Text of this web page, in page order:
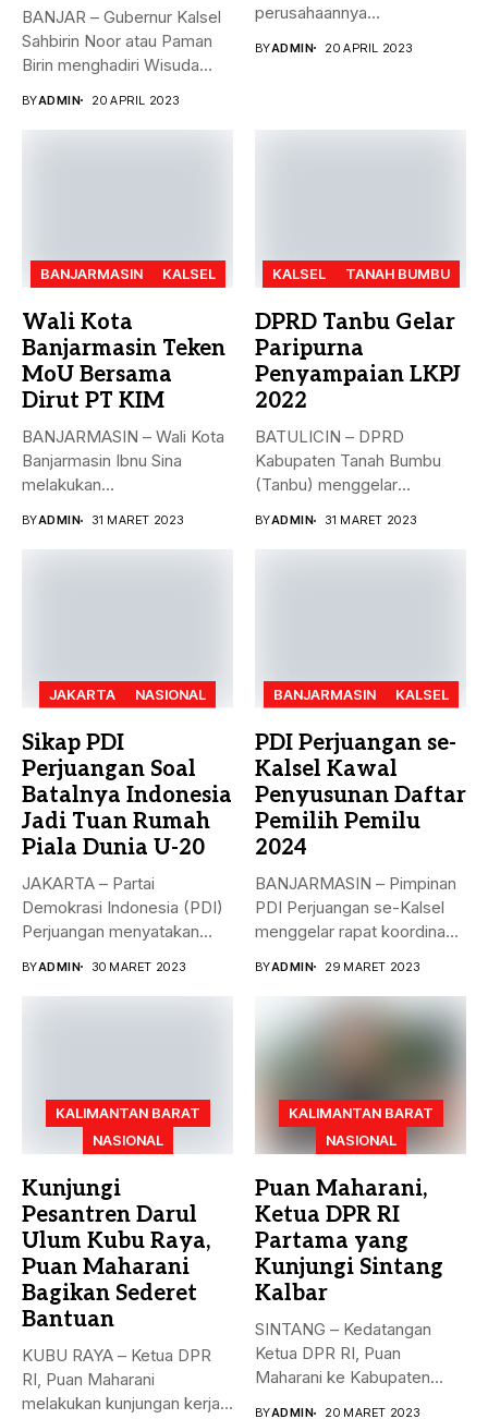
BANJAR – Gubernur Kalsel
Sahbirin Noor atau Paman
Birin menghadiri Wisuda
BYADMIN 20 APRIL 2023
perusahaannya
BYADMIN 20 APRIL 2023
BANJARMASIN KALSEL
Wali Kota
Banjarmasin Teken
MoU Bersama
Dirut PT KIM
BANJARMASIN – Wali Kota
Banjarmasin Ibnu Sina
melakukan
BYADMIN 31 MARET 2023
KALSEL TANAH BUMBU
DPRD Tanbu Gelar
Paripurna
Penyampaian LKPJ
2022
BATULICIN – DPRD
Kabupaten Tanah Bumbu
(Tanbu) menggelar
BYADMIN 31 MARET 2023
JAKARTA NASIONAL
Sikap PDI
Perjuangan Soal
Batalnya Indonesia
Jadi Tuan Rumah
Piala Dunia U-20
JAKARTA – Partai
Demokrasi Indonesia (PDI)
Perjuangan menyatakan
BYADMIN 30 MARET 2023
BANJARMASIN KALSEL
PDI Perjuangan se-
Kalsel Kawal
Penyusunan Daftar
Pemilih Pemilu
2024
BANJARMASIN – Pimpinan
PDI Perjuangan se-Kalsel
menggelar rapat koordinasi
BYADMIN 29 MARET 2023
KALIMANTAN BARAT
NASIONAL
Kunjungi
Pesantren Darul
Ulum Kubu Raya,
Puan Maharani
Bagikan Sederet
Bantuan
KUBU RAYA – Ketua DPR
RI, Puan Maharani
melakukan kunjungan kerja
KALIMANTAN BARAT
NASIONAL
Puan Maharani,
Ketua DPR RI
Partama yang
Kunjungi Sintang
Kalbar
SINTANG – Kedatangan
Ketua DPR RI, Puan
Maharani ke Kabupaten
BYADMIN 20 MARET 2023